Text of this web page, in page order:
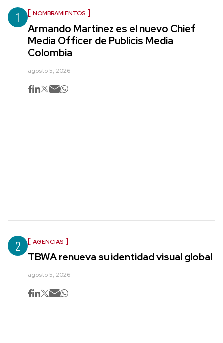
1 NOMBRAMIENTOS
Armando Martínez es el nuevo Chief
Media Officer de Publicis Media
Colombia
agosto 5, 2026
2 AGENCIAS
TBWA renueva su identidad visual global
agosto 5, 2026